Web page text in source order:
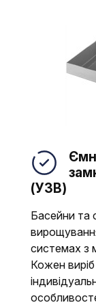
(УЗВ)
Басейни та
системах з
Кожен